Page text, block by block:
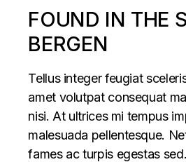
FOUND IN THE
BERGEN
Tellus integer feugiat
amet volutpat consequat
nisi. At ultrices mi tempus
malesuada pellentesque.
fames ac turpis egestas